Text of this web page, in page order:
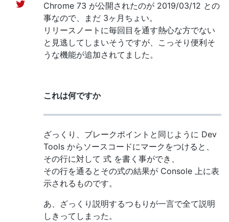
Chrome 73 が公開されたのが 2019/03/12 との
事なので、まだ 3ヶ月ちょい。
リリースノートに毎回目を通す熱心な方でない
と見逃してしまいそうですが、こっそり便利そ
うな機能が追加されてました。
これは何ですか
ざっくり、ブレークポイントと同じように Dev
Tools からソースコードにマークをつけると、
その行に対して 式 を書く事ができ、
その行を通るとその式の結果が Console 上に表
示されるものです。
あ、ざっくり説明するつもりが一言で全て説明
しきってしまった。